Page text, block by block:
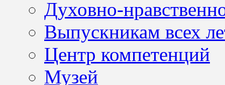
Духовно-
Выпускникам всех
Центр компетенций
Музей